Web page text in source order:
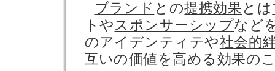
ブランド との提携効果 とは
トやスポンサーシップなど
のアイデンティテや社会的
互いの価値を高める効果の